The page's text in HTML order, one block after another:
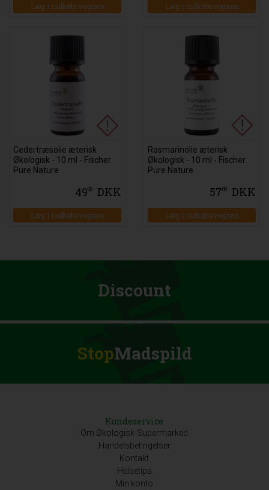
Læg i indkøbsvognen Læg i indkøbsvognen
Cedertræsolie æterisk
Økologisk - 10 ml - Fischer
Pure Nature
4900 DKK
Læg i indkøbsvognen
Rosmarinolie æterisk
Økologisk - 10 ml - Fischer
Pure Nature
5700 DKK
Læg i indkøbsvognen
Discount
StopMadspild
Kundeservice
Om Økologisk-Supermarked
Handelsbetingelser
Kontakt
Helsetips
Min konto